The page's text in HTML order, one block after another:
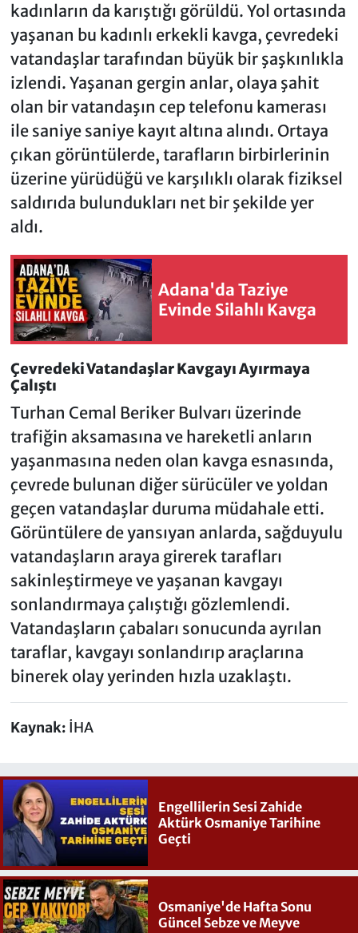
kadınların da karıştığı görüldü. Yol ortasında
yaşanan bu kadınlı erkekli kavga, çevredeki
vatandaşlar tarafından büyük bir şaşkınlıkla
izlendi. Yaşanan gergin anlar, olaya şahit
olan bir vatandaşın cep telefonu kamerası
ile saniye saniye kayıt altına alındı. Ortaya
çıkan görüntülerde, tarafların birbirlerinin
üzerine yürüdüğü ve karşılıklı olarak fiziksel
saldırıda bulundukları net bir şekilde yer
aldı.
Adana'da Taziye
Evinde Silahlı Kavga
Çevredeki Vatandaşlar Kavgayı Ayırmaya
Çalıştı
Turhan Cemal Beriker Bulvarı üzerinde
trafiğin aksamasına ve hareketli anların
yaşanmasına neden olan kavga esnasında,
çevrede bulunan diğer sürücüler ve yoldan
geçen vatandaşlar duruma müdahale etti.
Görüntülere de yansıyan anlarda, sağduyulu
vatandaşların araya girerek tarafları
sakinleştirmeye ve yaşanan kavgayı
sonlandırmaya çalıştığı gözlemlendi.
Vatandaşların çabaları sonucunda ayrılan
taraflar, kavgayı sonlandırıp araçlarına
binerek olay yerinden hızla uzaklaştı.
Kaynak: İHA
Engellilerin Sesi Zahide
Aktürk Osmaniye Tarihine
Geçti
Osmaniye'de Hafta Sonu
Güncel Sebze ve Meyve